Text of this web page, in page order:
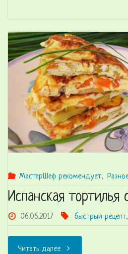
говядины
со
сметаной"
МастерШеф рекомендует,
Испанская тортилья
06.06.2017 быстрый рецепт,
Читать далее"Испанская